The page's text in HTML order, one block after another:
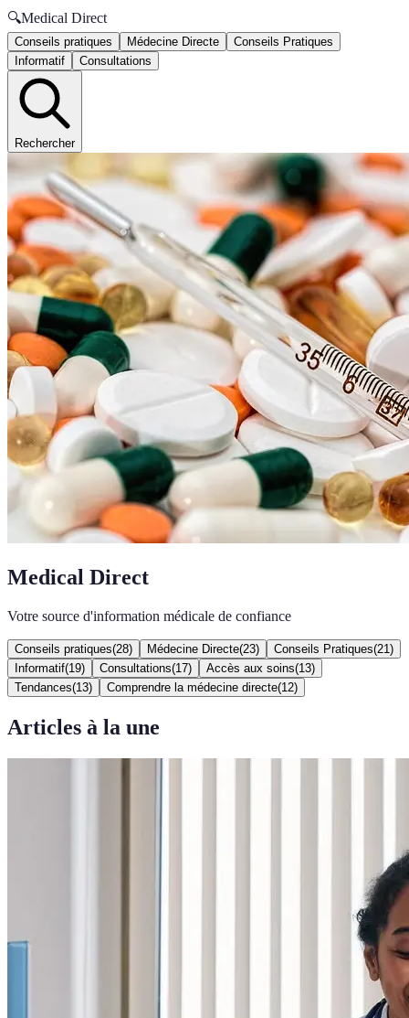
🔍Medical Direct
Conseils pratiques Médecine Directe
Conseils Pratiques
Informatif
Consultations
Rechercher
Medical Direct
Votre source d'information médicale de confiance
Conseils pratiques(28) Médecine Directe(23) Conseils Pratiques(21 )
Informatif(19) Consultations(17) Accès aux soins(13)
Tendances(13) Comprendre la médecine directe(12)
Articles à la une